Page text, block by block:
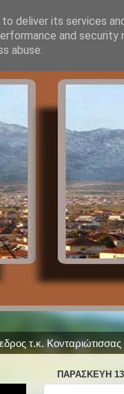
τ.κ. Κονταριώτισσας
ΠΑΡΑΣΚΕΥΉ
deliver its services
and
abuse.